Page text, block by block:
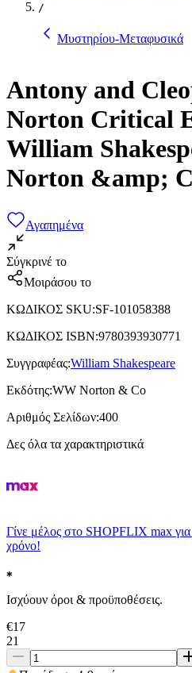
/
Μυστηρίου-Μεταφυσικά
Antony and
Norton Critical
William
Norton &amp;
Αγαπημένα
Σύγκρινέ το
Μοιράσου το
ΚΩΔΙΚΟΣ SKU:SF-101058388
ΚΩΔΙΚΟΣ ISBN:9780393930771
Συγγραφέας:William Shakespeare
Εκδότης:WW Norton & Co
Αριθμός Σελίδων:400
Δες όλα τα χαρακτηριστικά
Γίνε μέλος στο SHOPFLIX max
χρόνο!
Ισχύουν όροι & προϋποθέσεις.
€17
21